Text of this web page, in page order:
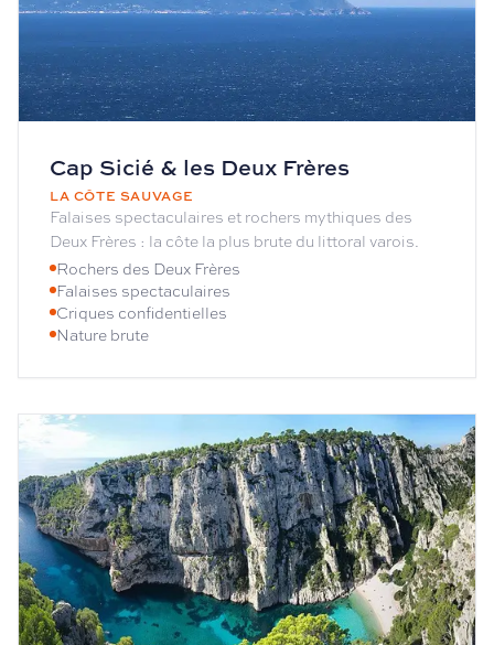
Cap Sicié & les Deux Frères
LA CÔTE SAUVAGE
Falaises spectaculaires et rochers mythiques des
Deux Frères : la côte la plus brute du littoral varois.
Rochers des Deux Frères
Falaises spectaculaires
Criques confidentielles
Nature brute